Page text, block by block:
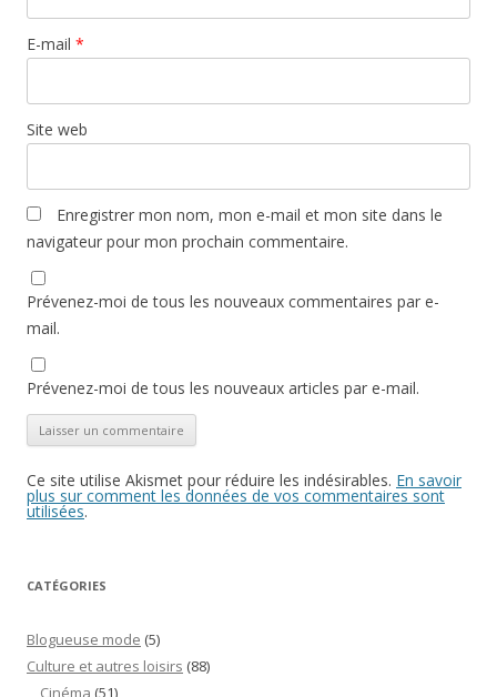
E-mail *
Site web
Enregistrer mon nom, mon e-mail et mon site dans le
navigateur pour mon prochain commentaire.
Prévenez-moi de tous les nouveaux commentaires par e-
mail.
Prévenez-moi de tous les nouveaux articles par e-mail.
Ce site utilise Akismet pour réduire les indésirables. En savoir
plus sur comment les données de vos commentaires sont
utilisées.
CATÉGORIES
Blogueuse mode (5)
Culture et autres loisirs (88)